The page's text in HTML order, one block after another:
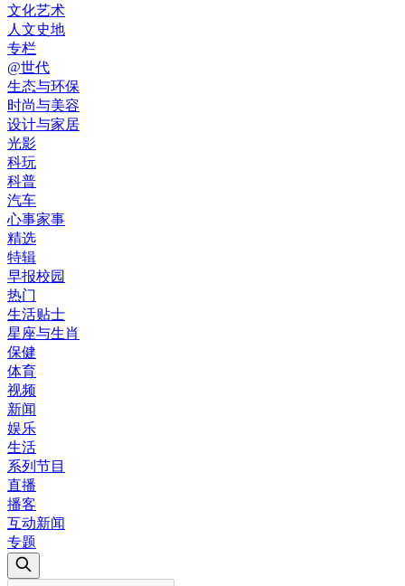
文化艺术
人文史地
专栏
@世代
生态与环保
时尚与美容
设计与家居
光影
科玩
科普
汽车
心事家事
精选
特辑
早报校园
热门
生活贴士
星座与生肖
保健
体育
视频
新闻
娱乐
生活
系列节目
直播
播客
互动新闻
专题